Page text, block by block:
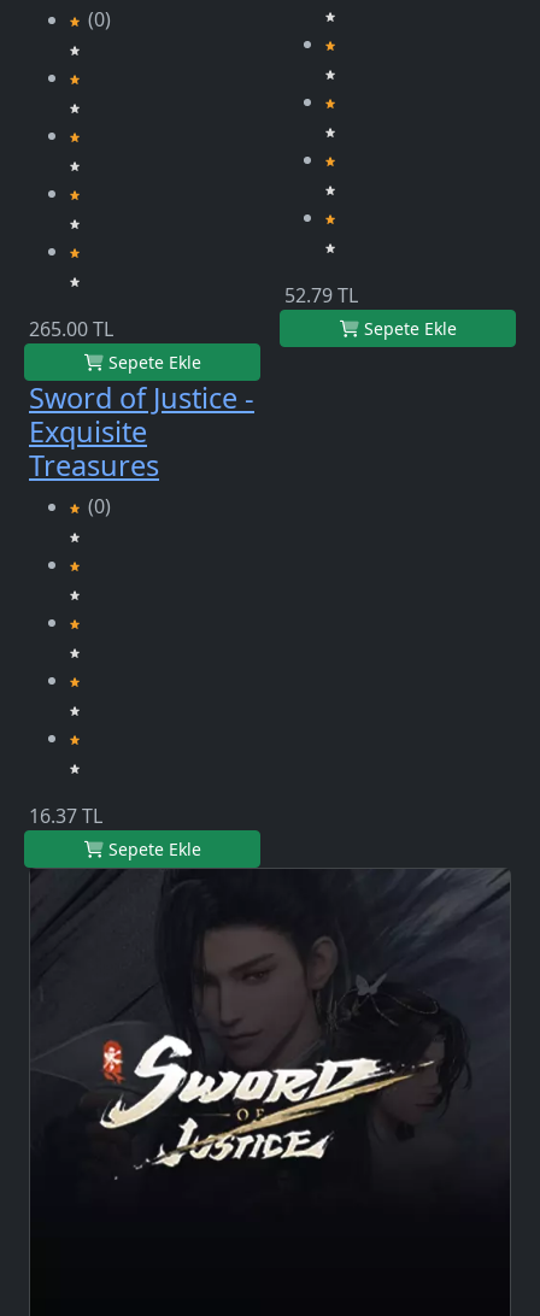
(0)
265.00 TL
Sepete Ekle
52.79 TL
Sepete Ekle
Sword of Justice -
Exquisite
Treasures
(0)
16.37 TL
Sepete Ekle